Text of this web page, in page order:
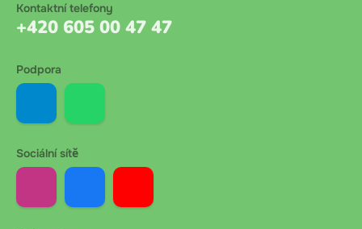
Kontaktní telefony
+420 605 00 47 47
Podpora
Sociální sítě